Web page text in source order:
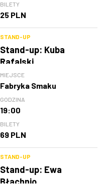
BILETY
25 PLN
STAND-UP
Stand-up: Kuba
Rafalski
MIEJSCE
Fabryka Smaku
GODZINA
19:00
BILETY
69 PLN
STAND-UP
Stand-up: Ewa
Błachnio